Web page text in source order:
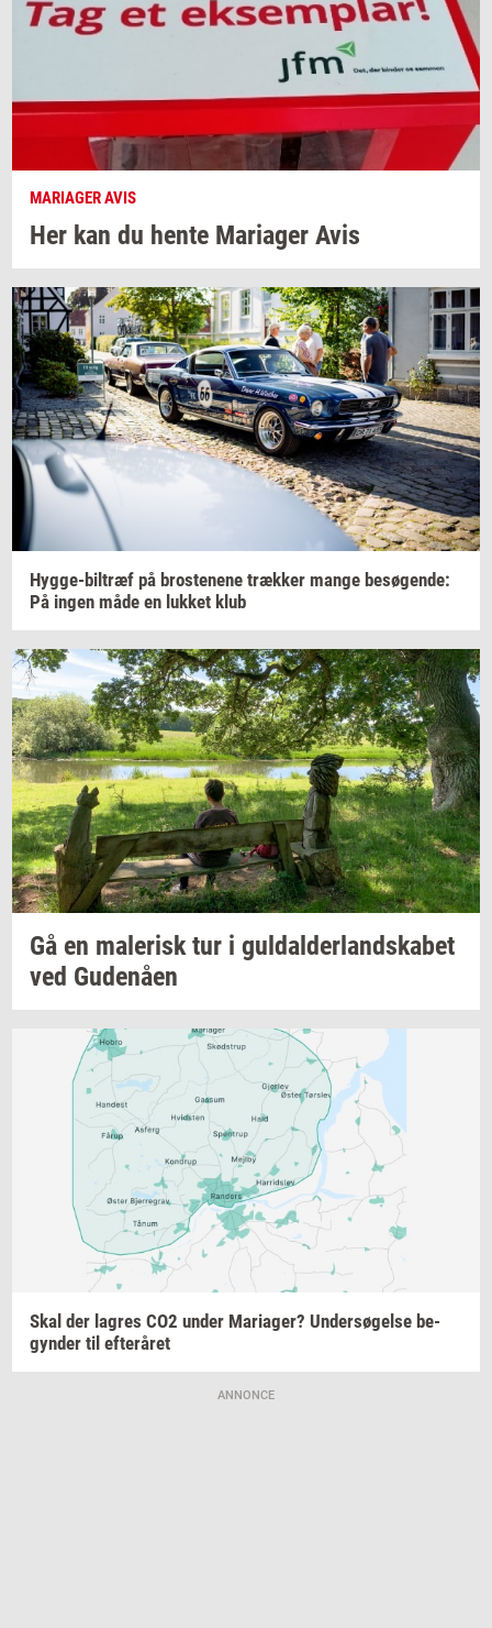
MARIAGER AVIS
Her kan du hente Ma­ri­a­ger Avis
Hygge-​biltræf på bro­ste­ne­ne træk­ker mange be­sø­gen­de:
På ingen måde en luk­ket klub
Gå en ma­le­risktur i gul­dal­der­land­ska­bet
ved Gu­denå­en
Skal der lag­res CO2 under Ma­ri­a­ger? Un­der­sø­gel­se be­
gyn­der til ef­ter­å­ret
ANNONCE